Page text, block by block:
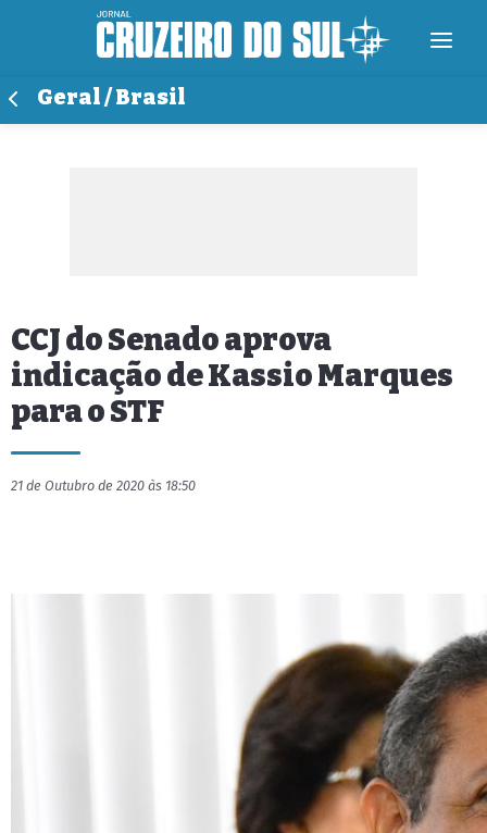
Geral / Brasil
CCJ do Senado aprova
indicação de Kassio Marques
para o STF
21 de Outubro de 2020 às 18:50